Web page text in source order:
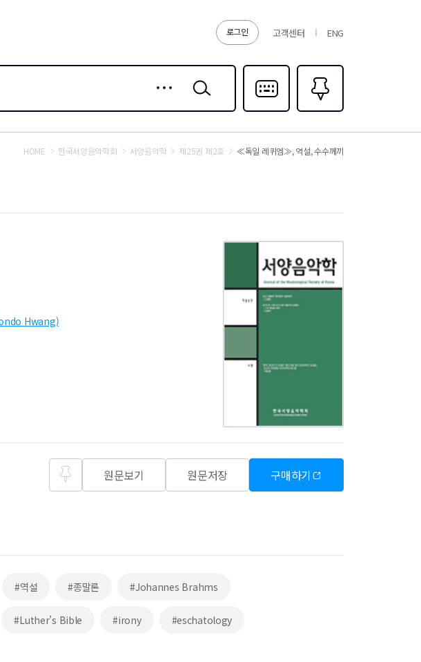
로그인 고객센터 ENG
검색
다국어입력
즐겨찾기0
HOME 한국서양음악학회 서양음악학 제25권 제2호 ≪독일 레퀴엠≫, 역설, 수수께끼
Hwang)
원문보기 원문저장 구매하기
#역설 #종말론 #Johannes Brahms
#Luther’s Bible #irony #eschatology